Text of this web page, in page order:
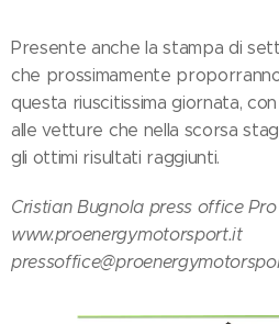
Presente anche la stampa di
che prossimamente
questa riuscitissima giornata,
alle vetture che nella scorsa
gli ottimi risultati raggiunti.
Cristian Bugnola press office
www.proenergymotorsport.it